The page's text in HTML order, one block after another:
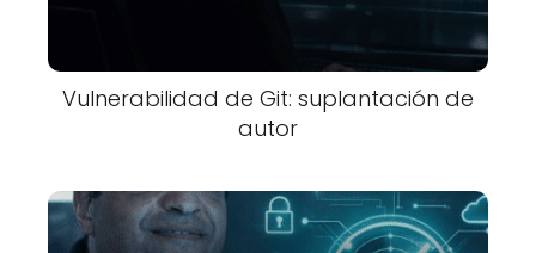
Vulnerabilidad de Git: suplantación de
autor